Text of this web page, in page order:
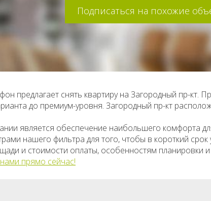
предлагает снять квартиру на Загородный пр-кт.
до премиум-уровня. Загородный пр-кт
является обеспечение наибольшего комфорта
нашего фильтра для того, чтобы в короткий
и стоимости оплаты, особенностям планировки и
прямо сейчас!